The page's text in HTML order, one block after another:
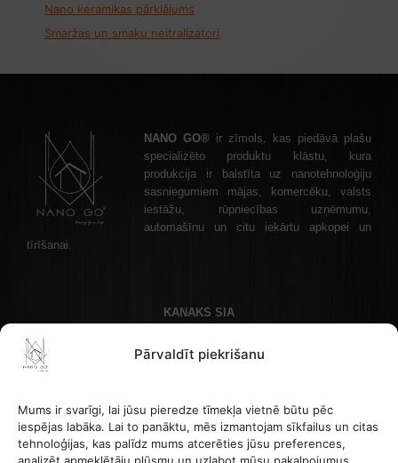
Pārvaldīt piekrišanu
Mums ir svarīgi, lai jūsu pieredze tīmekļa vietnē būtu pēc
iespējas labāka. Lai to panāktu, mēs izmantojam sīkfailus un citas
tehnoloģijas, kas palīdz mums atcerēties jūsu preferences,
Nano keramikas pārklājums
Smaržas un smaku neitralizatori
NANO GO® ir zīmols, kas piedāvā plašu
specializēto produktu klāstu, kura
produkcija ir balstīta uz nanotehnoloģiju
sasniegumiem mājas, komercēku, valsts
iestāžu, rūpniecības uzņēmumu,
automašīnu un citu iekārtu apkopei un
tīrīšanai.
KANAKS SIA
Kontakttālrunis: +37122336465 , e-pasta adrese: info@nanogo.lv
PVN LV45403034175